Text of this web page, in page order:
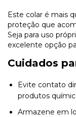
Este colar é mais
proteção que
Seja para uso
excelente opção
Cuidados
Evite contato
produtos
Armazene em